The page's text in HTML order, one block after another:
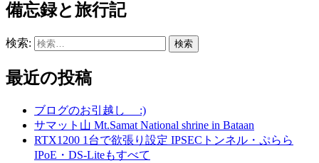
備忘録と旅行記
検索:
最近の投稿
ブログのお引越し :)
サマット山 Mt.Samat National shrine in Bataan
RTX1200 1台で欲張り設定 IPSECトンネル・ぷらら
IPoE・DS-Liteもすべて